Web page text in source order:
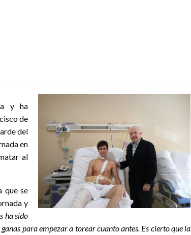
y ha
de
del
en
al
que se
y
ha sido
para empezar a torear cuanto antes. Es cierto que la